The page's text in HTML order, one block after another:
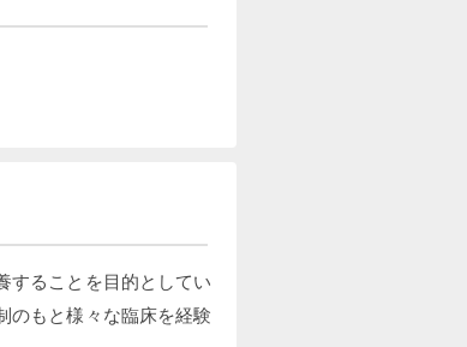
することを目的としてい
のもと様々な臨床を経験